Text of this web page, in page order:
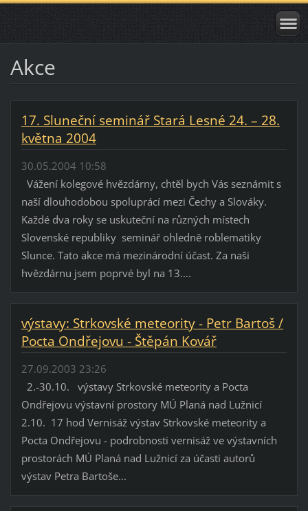
Akce
17. Sluneční seminář Stará Lesné 24. – 28.
května 2004
30.05.2004 10:58
Vážení kolegové hvězdárny, chtěl bych Vás seznámit s
naší dlouhodobou spoluprácí mezi Čechy a Slováky.
Každé dva roky se uskuteční na různých místech
Slovenské republiky seminář ohledně roblematiky
Slunce. Tato akce má mezinárodní účast. Za naši
hvězdárnu jsem poprvé byl na 13....
výstavy: Strkovské meteority - Petr Bartoš /
Pocta Ondřejovu - Štěpán Kovář
27.09.2003 23:26
2.-30.10. výstavy Strkovské meteority a Pocta
Ondřejovu výstavní prostory MÚ Planá nad Lužnicí
2.10. 17 hod Vernisáž výstav Strkovské meteority a
Pocta Ondřejovu - podrobnosti vernisáž ve výstavních
prostorách MÚ Planá nad Lužnicí za účasti autorů
výstav Petra Bartoše...